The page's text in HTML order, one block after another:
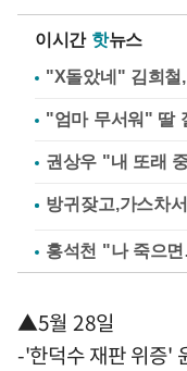
이시간 핫뉴스
"X돌았네" 김희
"엄마 무서워" 딸
권상우 "내 또래
홍석천 "나 죽으
▲5월 28일
-'한덕수 재판 위증'